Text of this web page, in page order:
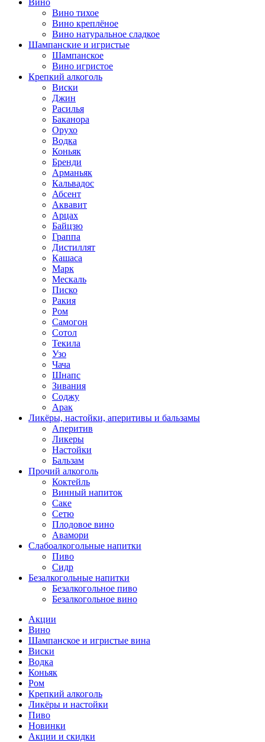
Вино
Вино тихое
Вино креплёное
Вино натуральное сладкое
Шампанские и игристые
Шампанское
Вино игристое
Крепкий алкоголь
Виски
Джин
Расилья
Баканора
Орухо
Водка
Коньяк
Бренди
Арманьяк
Кальвадос
Абсент
Аквавит
Арцах
Байцзю
Граппа
Дистиллят
Кашаса
Марк
Мескаль
Писко
Ракия
Ром
Самогон
Сотол
Текила
Узо
Чача
Шнапс
Зивания
Соджу
Арак
Ликёры, настойки, аперитивы и бальзамы
Аперитив
Ликеры
Настойки
Бальзам
Прочий алкоголь
Коктейль
Винный напиток
Саке
Сетю
Плодовое вино
Авамори
Слабоалкогольные напитки
Пиво
Сидр
Безалкогольные напитки
Безалкогольное пиво
Безалкогольное вино
Акции
Вино
Шампанское и игристые вина
Виски
Водка
Коньяк
Ром
Крепкий алкоголь
Ликёры и настойки
Пиво
Новинки
Акции и скидки